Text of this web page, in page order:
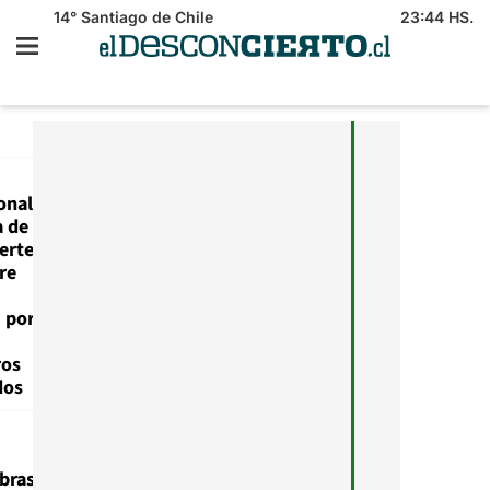
14° Santiago de Chile 23:44 HS.
de
por